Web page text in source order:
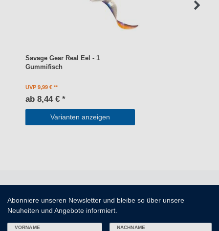
Savage Gear Real Eel - 1
Gummifisch
UVP 9,99 €
ab 8,44 € *
Varianten anzeigen
Abonniere unseren Newsletter und bleibe so über unsere
Neuheiten und Angebote informiert.
VORNAME NACHNAME